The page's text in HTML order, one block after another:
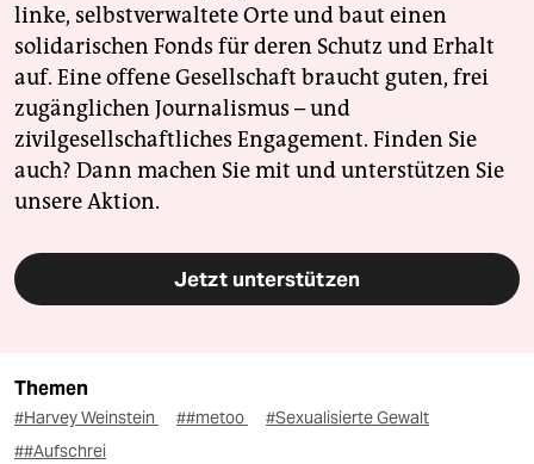
linke, selbstverwaltete Orte und baut einen
solidarischen Fonds für deren Schutz und Erhalt
auf. Eine offene Gesellschaft braucht guten, frei
zugänglichen Journalismus – und
zivilgesellschaftliches Engagement. Finden Sie
auch? Dann machen Sie mit und unterstützen Sie
unsere Aktion.
Jetzt unterstützen
Themen
#Harvey Weinstein ##metoo
#Sexualisierte Gewalt
##Aufschrei